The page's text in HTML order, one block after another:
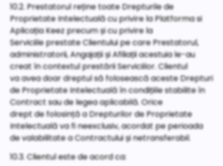
10.2. Prestatorul reține toate Drepturile de
Proprietate Intelectuală cu privire la Platforma si
Aplicația Keez precum și cu privire la
Serviciile prestate Clientului pe care Prestatorul,
administratorii, Angajații și Afiliații acestuia le-au
creat în contextul prestării Serviciilor. Clientul
va avea doar dreptul să folosească aceste Drepturi
de Proprietate Intelectuală în condițiile stabilite în
Contract sau de legea aplicabilă. Orice
drept de folosință a Drepturilor de Proprietate
Intelectuală va fi neexclusiv, acordat pe perioada
de valabilitate a Contractului și netransferabil.
10.3. Clientul este de acord ca: